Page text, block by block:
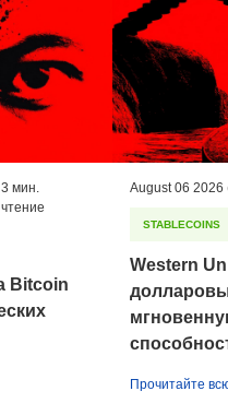
,3 мин.
чтение
Bitcoin
August 06 2026
STABLECOINS
Western
Прочитайте